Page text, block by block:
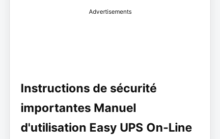
Advertisements
Instructions de sécurité
importantes Manuel
d'utilisation Easy UPS On-Line